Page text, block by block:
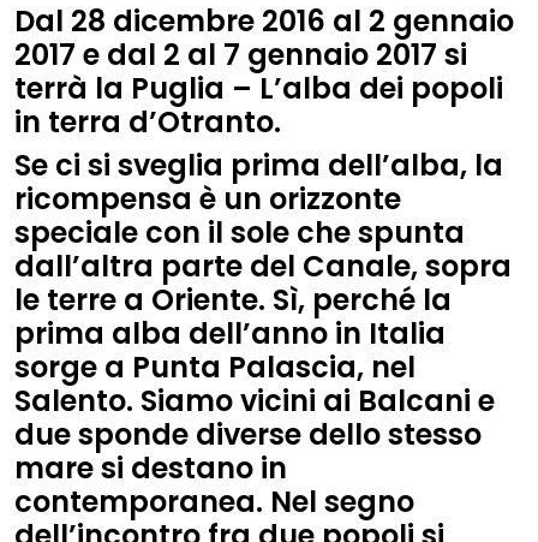
Dal 28 dicembre 2016 al 2 gennaio
2017 e dal 2 al 7 gennaio 2017 si
terrà la Puglia – L’alba dei popoli
in terra d’Otranto.
Se ci si sveglia prima dell’alba, la
ricompensa è un orizzonte
speciale con il sole che spunta
dall’altra parte del Canale, sopra
le terre a Oriente. Sì, perché la
prima alba dell’anno in Italia
sorge a Punta Palascia, nel
Salento. Siamo vicini ai Balcani e
due sponde diverse dello stesso
mare si destano in
contemporanea. Nel segno